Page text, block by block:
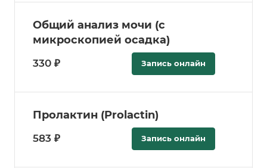
Общий анализ мочи (с
микроскопией осадка)
330 ₽ Запись онлайн
Пролактин (Prolactin)
583 ₽ Запись онлайн